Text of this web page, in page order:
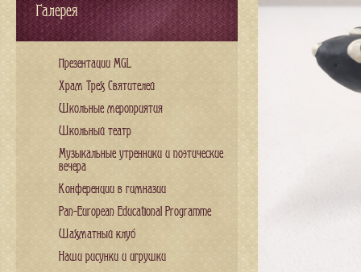
Галерея
Презентации MGL
Храм Трех Святителей
Школьные мероприятия
Школьный театр
Музыкальные утренники и поэтические
вечера
Конференции в гимназии
Pan-European Educational Programme
Шахматный клуб
Наши рисунки и игрушки